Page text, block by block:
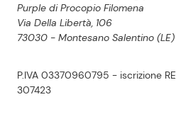
Purple di Procopio Filomena
Via Della Libertà, 106
73030 - Montesano Salentino (LE)
P.IVA 03370960795 - iscrizione
307423